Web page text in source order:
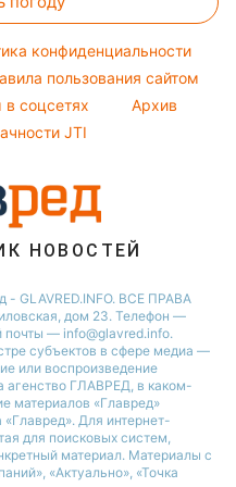
конфиденциальности
пользования сайтом
соцсетях
Архив
JTI
НОВОСТЕЙ
GLAVRED.INFO. ВСЕ ПРАВА
дом 23. Телефон —
почты — info@glavred.info.
cубъектов в сфере медиа —
или воспроизведение
ГЛАВРЕД, в каком-
материалов «Главред»
Для интернет-
для поисковых систем,
материал. Материалы с
«Актуально», «Точка